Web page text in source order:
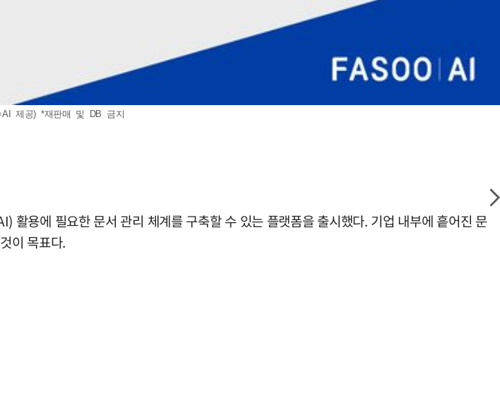
AI 제공) *재판매 및 DB 금지
용에 필요한 문서 관리 체계를 구축할 수 있는 플랫폼을 출시했다. 기업 내부에 흩어진 문
이 목표다.